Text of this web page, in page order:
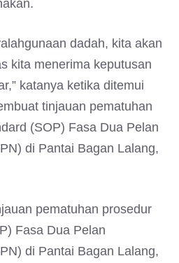
dadah, kita akan
kita menerima keputusan
katanya ketika ditemui
tinjauan pematuhan
(SOP) Fasa Dua Pelan
di Pantai Bagan Lalang,
pematuhan prosedur
Fasa Dua Pelan
di Pantai Bagan Lalang,